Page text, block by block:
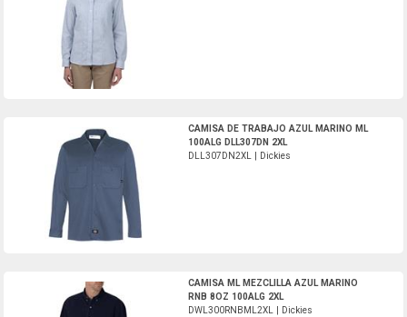
CAMISA DE TRABAJO AZUL MARINO ML
100ALG DLL307DN 2XL
DLL307DN2XL | Dickies
CAMISA ML MEZCLILLA AZUL MARINO
RNB 8OZ 100ALG 2XL
DWL300RNBML2XL | Dickies